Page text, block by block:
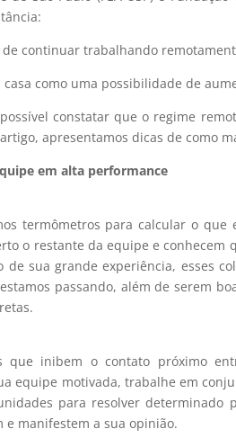
continuar trabalhando
casa como uma possibilidade de
constatar que o regime
apresentamos dicas de como
em alta performance
termômetros para calcular o que
o restante da equipe e
sua grande experiência, esses
passando, além de serem
que inibem o contato próximo
equipe motivada, trabalhe em
para resolver
manifestem a sua opinião.